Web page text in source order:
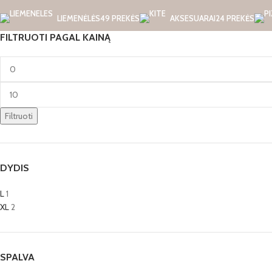
LIEMENĖLĖS49 PREKĖS AKSESUARAI24 PREKĖS
FILTRUOTI PAGAL KAINĄ
Filtruoti
DYDIS
L 1
XL 2
SPALVA